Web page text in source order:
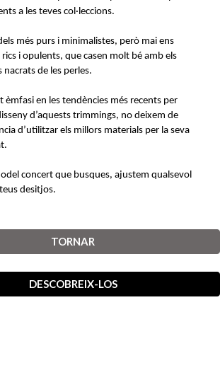
a les teves col·leccions.
més purs i minimalistes, però mai ens
i opulents, que casen molt bé amb els
de les perles.
èmfasi en les tendències més recents per
d’aquests trimmings, no deixem de
d’utilitzar els millors materials per la seva
concert que busques, ajustem qualsevol
desitjos.
TORNAR
DESCOBREIX-LOS